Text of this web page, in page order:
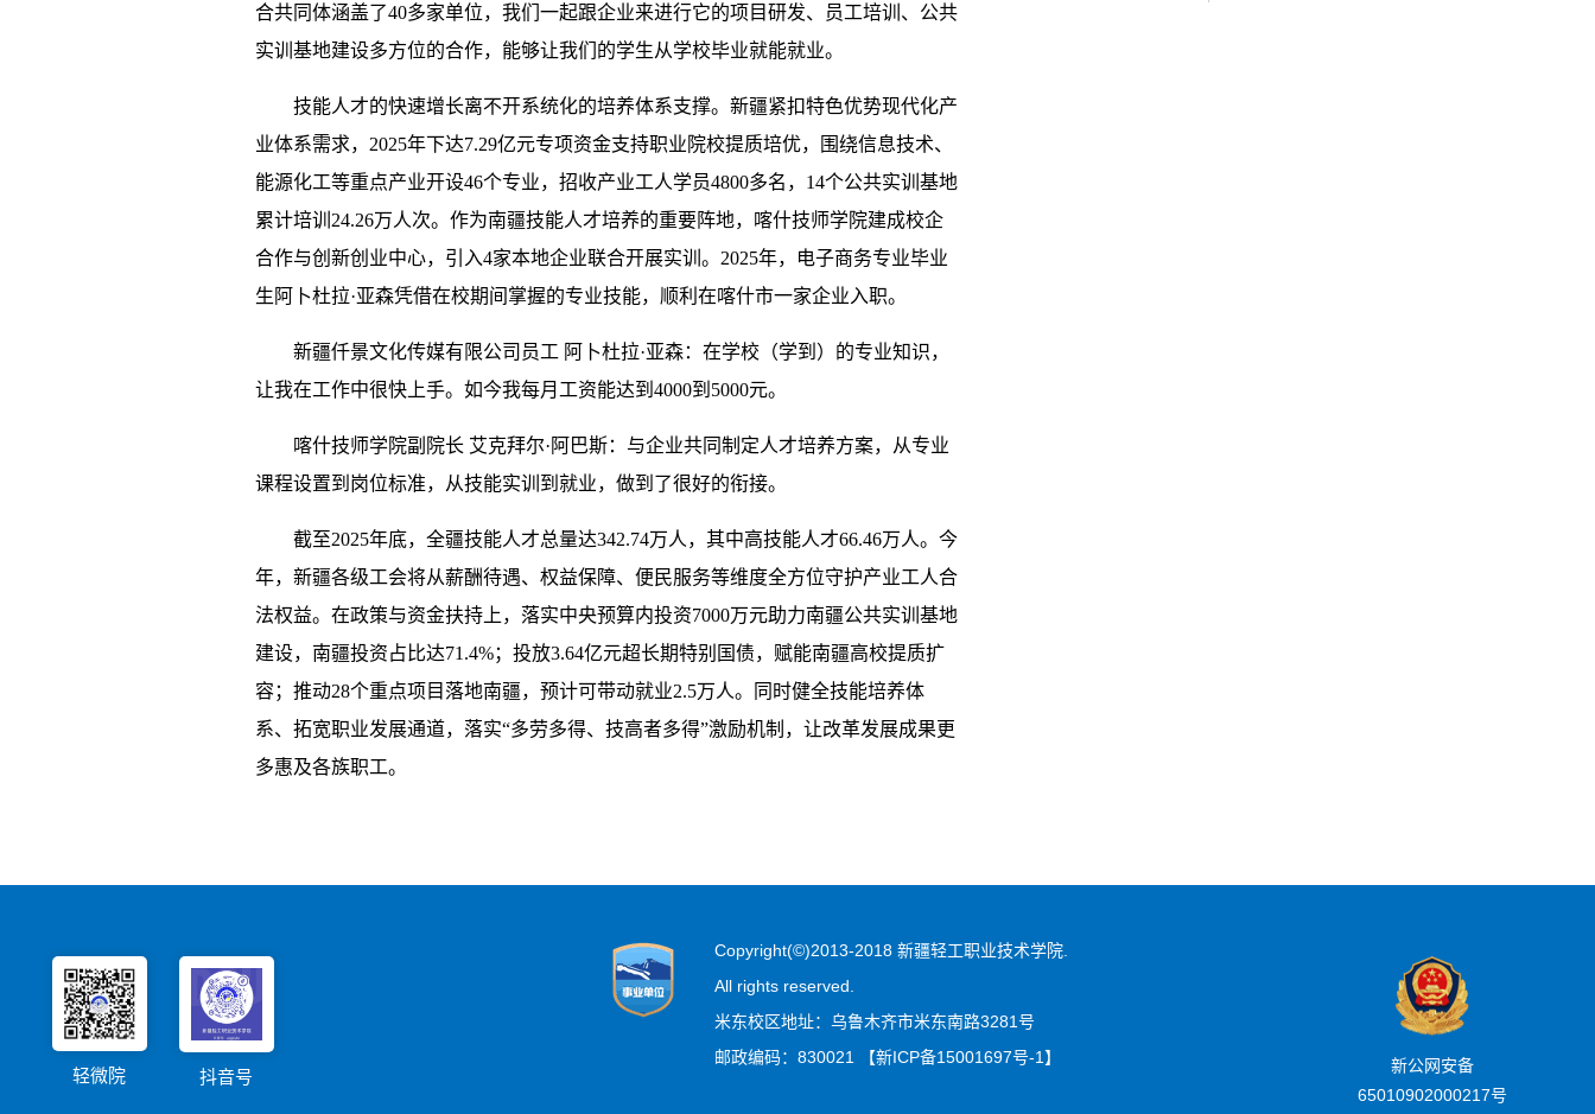
合共同体涵盖了40多家单位，我们一起跟企业来进行它的项目研发、员工培训、公共
实训基地建设多方位的合作，能够让我们的学生从学校毕业就能就业。
技能人才的快速增长离不开系统化的培养体系支撑。新疆紧扣特色优势现代化产
业体系需求，2025年下达7.29亿元专项资金支持职业院校提质培优，围绕信息技术、
能源化工等重点产业开设46个专业，招收产业工人学员4800多名，14个公共实训基地
累计培训24.26万人次。作为南疆技能人才培养的重要阵地，喀什技师学院建成校企
合作与创新创业中心，引入4家本地企业联合开展实训。2025年，电子商务专业毕业
生阿卜杜拉·亚森凭借在校期间掌握的专业技能，顺利在喀什市一家企业入职。
新疆仟景文化传媒有限公司员工 阿卜杜拉·亚森：在学校（学到）的专业知识，
让我在工作中很快上手。如今我每月工资能达到4000到5000元。
喀什技师学院副院长 艾克拜尔·阿巴斯：与企业共同制定人才培养方案，从专业
课程设置到岗位标准，从技能实训到就业，做到了很好的衔接。
截至2025年底，全疆技能人才总量达342.74万人，其中高技能人才66.46万人。今
年，新疆各级工会将从薪酬待遇、权益保障、便民服务等维度全方位守护产业工人合
法权益。在政策与资金扶持上，落实中央预算内投资7000万元助力南疆公共实训基地
建设，南疆投资占比达71.4%；投放3.64亿元超长期特别国债，赋能南疆高校提质扩
容；推动28个重点项目落地南疆，预计可带动就业2.5万人。同时健全技能培养体
系、拓宽职业发展通道，落实“多劳多得、技高者多得”激励机制，让改革发展成果更
多惠及各族职工。
轻微院 抖音号
Copyright(©)2013-2018 新疆轻工职业技术学院.
All rights reserved.
米东校区地址：乌鲁木齐市米东南路3281号
邮政编码：830021 【新ICP备15001697号-1】
新公网安备
65010902000217号